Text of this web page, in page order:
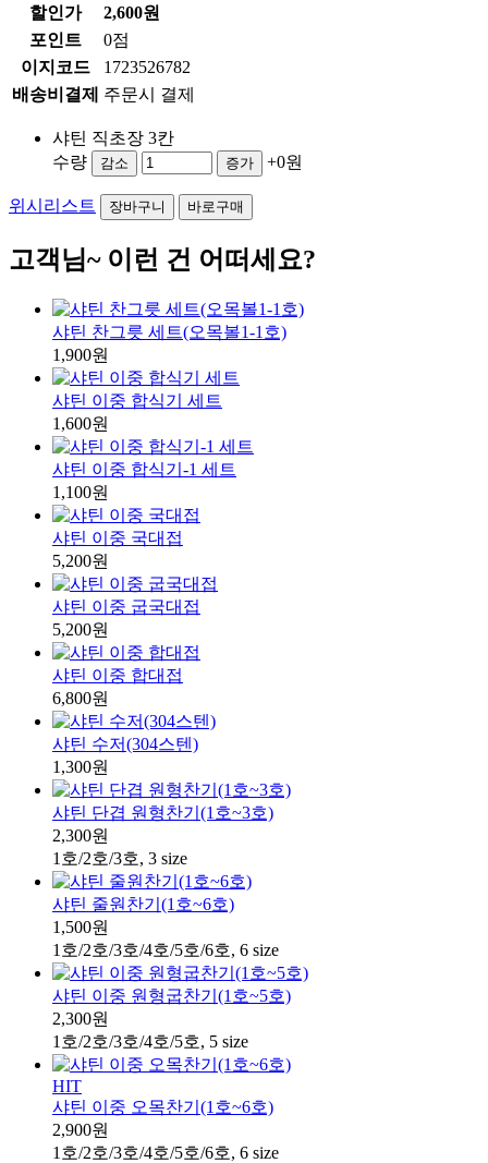
할인가
2,600원
포인트
0점
이지코드
1723526782
배송비결제
주문시 결제
샤틴 직초장 3칸
수량
감소 증가 +0원
위시리스트
고객님~ 이런 건 어떠세요?
샤틴 찬그릇 세트(오목볼1-1호)
1,900원
샤틴 이중 합식기 세트
1,600원
샤틴 이중 합식기-1 세트
1,100원
샤틴 이중 국대접
5,200원
샤틴 이중 굽국대접
5,200원
샤틴 이중 합대접
6,800원
샤틴 수저(304스텐)
1,300원
샤틴 단겹 원형찬기(1호~3호)
2,300원
1호/2호/3호, 3 size
샤틴 줄원찬기(1호~6호)
1,500원
1호/2호/3호/4호/5호/6호, 6 size
샤틴 이중 원형굽찬기(1호~5호)
2,300원
1호/2호/3호/4호/5호, 5 size
HIT
샤틴 이중 오목찬기(1호~6호)
2,900원
1호/2호/3호/4호/5호/6호, 6 size